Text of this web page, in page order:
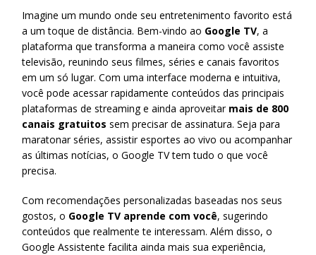
Imagine um mundo onde seu entretenimento favorito está
a um toque de distância. Bem-vindo ao Google TV, a
plataforma que transforma a maneira como você assiste
televisão, reunindo seus filmes, séries e canais favoritos
em um só lugar. Com uma interface moderna e intuitiva,
você pode acessar rapidamente conteúdos das principais
plataformas de streaming e ainda aproveitar mais de 800
canais gratuitos sem precisar de assinatura. Seja para
maratonar séries, assistir esportes ao vivo ou acompanhar
as últimas notícias, o Google TV tem tudo o que você
precisa.
Com recomendações personalizadas baseadas nos seus
gostos, o Google TV aprende com você, sugerindo
conteúdos que realmente te interessam. Além disso, o
Google Assistente facilita ainda mais sua experiência,